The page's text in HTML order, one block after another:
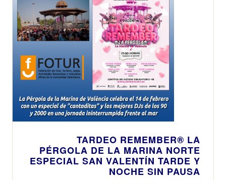
TARDEO REMEMBER® LA
PÉRGOLA DE LA MARINA NORTE
ESPECIAL SAN VALENTÍN TARDE Y
NOCHE SIN PAUSA